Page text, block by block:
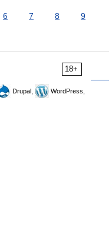
6 7 8
9
18+
Drupal,
WordPress,